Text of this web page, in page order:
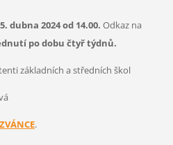
dubna 2024 od 14.00. Odkaz na
po dobu čtyř týdnů.
základních a středních škol
.